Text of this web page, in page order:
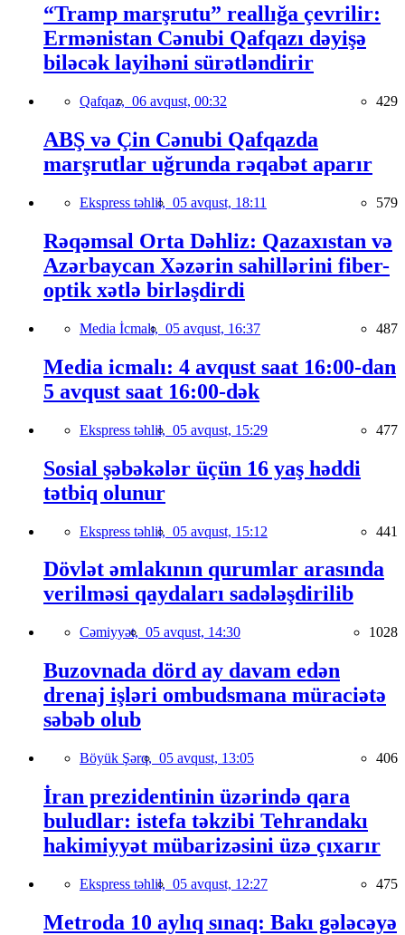
“Tramp marşrutu” reallığa çevrilir:
Ermənistan Cənubi Qafqazı dəyişə
biləcək layihəni sürətləndirir
Qafqaz, 06 avqust, 00:32 429
ABŞ və Çin Cənubi Qafqazda
marşrutlar uğrunda rəqabət aparır
Ekspress təhlil, 05 avqust, 18:11 579
Rəqəmsal Orta Dəhliz: Qazaxıstan və
Azərbaycan Xəzərin sahillərini fiber-
optik xətlə birləşdirdi
Media İcmalı, 05 avqust, 16:37 487
Media icmalı: 4 avqust saat 16:00-dan
5 avqust saat 16:00-dək
Ekspress təhlil, 05 avqust, 15:29 477
Sosial şəbəkələr üçün 16 yaş həddi
tətbiq olunur
Ekspress təhlil, 05 avqust, 15:12 441
Dövlət əmlakının qurumlar arasında
verilməsi qaydaları sadələşdirilib
Cəmiyyət, 05 avqust, 14:30 1028
Buzovnada dörd ay davam edən
drenaj işləri ombudsmana müraciətə
səbəb olub
Böyük Şərq, 05 avqust, 13:05 406
İran prezidentinin üzərində qara
buludlar: istefa təkzibi Tehrandakı
hakimiyyət mübarizəsini üzə çıxarır
Ekspress təhlil, 05 avqust, 12:27 475
Metroda 10 aylıq sınaq: Bakı gələcəyə